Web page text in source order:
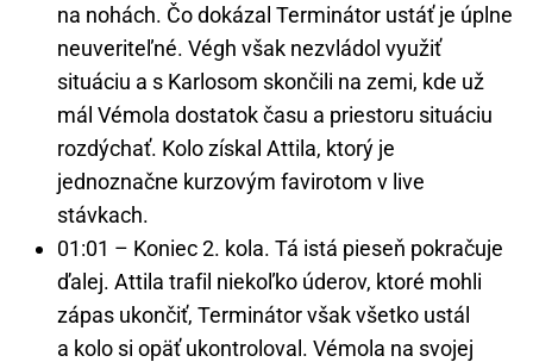
na nohách. Čo dokázal Terminátor ustáť je úplne
neuveriteľné. Végh však nezvládol využiť
situáciu a s Karlosom skončili na zemi, kde už
mál Vémola dostatok času a priestoru situáciu
rozdýchať. Kolo získal Attila, ktorý je
jednoznačne kurzovým favirotom v live
stávkach.
01:01 – Koniec 2. kola. Tá istá pieseň pokračuje
ďalej. Attila trafil niekoľko úderov, ktoré mohli
zápas ukončiť, Terminátor však všetko ustál
a kolo si opäť ukontroloval. Vémola na svojej